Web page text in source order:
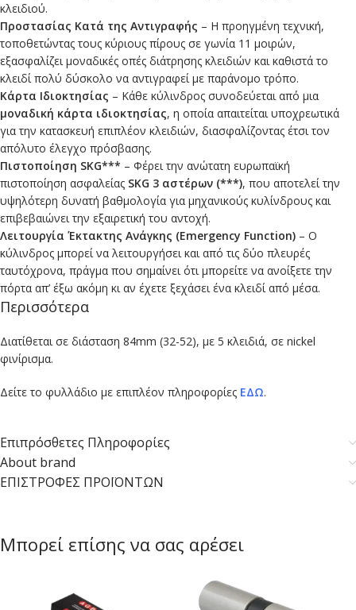
κλειδιού.
Προστασίας Κατά της Αντιγραφής – Η προηγμένη τεχνική,
τοποθετώντας τους κύριους πίρους σε γωνία 11 μοιρών,
εξασφαλίζει μοναδικές οπές διάτρησης κλειδιών και καθιστά το
κλειδί πολύ δύσκολο να αντιγραφεί με παράνομο τρόπο.
Κάρτα Ιδιοκτησίας – Κάθε κύλινδρος συνοδεύεται από μια
μοναδική κάρτα ιδιοκτησίας, η οποία απαιτείται υποχρεωτικά
για την κατασκευή επιπλέον κλειδιών, διασφαλίζοντας έτσι τον
απόλυτο έλεγχο πρόσβασης.
Πιστοποίηση SKG*** – Φέρει την ανώτατη ευρωπαϊκή
πιστοποίηση ασφαλείας SKG 3 αστέρων (***), που αποτελεί την
υψηλότερη δυνατή βαθμολογία για μηχανικούς κυλίνδρους και
επιβεβαιώνει την εξαιρετική του αντοχή.
Λειτουργία Έκτακτης Ανάγκης (Emergency Function) – Ο
κύλινδρος μπορεί να λειτουργήσει και από τις δύο πλευρές
ταυτόχρονα, πράγμα που σημαίνει ότι μπορείτε να ανοίξετε την
πόρτα απ’ έξω ακόμη κι αν έχετε ξεχάσει ένα κλειδί από μέσα.
Περισσότερα
Διατίθεται σε διάσταση 84mm (32-52), με 5 κλειδιά, σε nickel
φινίρισμα.
Δείτε το φυλλάδιο με επιπλέον πληροφορίες ΕΔΩ.
Επιπρόσθετες Πληροφορίες
About brand
ΕΠΙΣΤΡΟΦΕΣ ΠΡΟΪΟΝΤΩΝ
Μπορεί επίσης να σας αρέσει